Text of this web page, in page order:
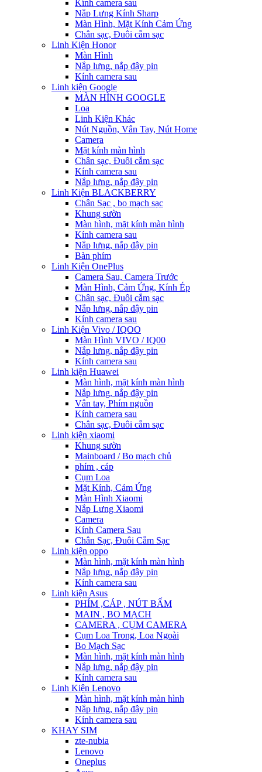
Kính camera sau
Nắp Lưng Kính Sharp
Màn Hình, Mặt Kính Cảm Ứng
Chân sạc, Đuôi cắm sạc
Linh Kiện Honor
Màn Hình
Nắp lưng, nắp đậy pin
Kính camera sau
Linh kiện Google
MÀN HÌNH GOOGLE
Loa
Linh Kiện Khác
Nút Nguồn, Vân Tay, Nút Home
Camera
Mặt kính màn hình
Chân sạc, Đuôi cắm sạc
Kính camera sau
Nắp lưng, nắp đậy pin
Linh Kiện BLACKBERRY
Chân Sạc , bo mạch sạc
Khung sườn
Màn hình, mặt kính màn hình
Kính camera sau
Nắp lưng, nắp đậy pin
Bàn phím
Linh Kiện OnePlus
Camera Sau, Camera Trước
Màn Hình, Cảm Ứng, Kính Ép
Chân sạc, Đuôi cắm sạc
Nắp lưng, nắp đậy pin
Kính camera sau
Linh Kiện Vivo / IQOO
Màn Hình VIVO / IQ00
Nắp lưng, nắp đậy pin
Kính camera sau
Linh kiện Huawei
Màn hình, mặt kính màn hình
Nắp lưng, nắp đậy pin
Vân tay, Phím nguồn
Kính camera sau
Chân sạc, Đuôi cắm sạc
Linh kiện xiaomi
Khung sườn
Mainboard / Bo mạch chủ
phím , cáp
Cụm Loa
Mặt Kính, Cảm Ứng
Màn Hình Xiaomi
Nắp Lưng Xiaomi
Camera
Kính Camera Sau
Chân Sạc, Đuôi Cắm Sạc
Linh kiện oppo
Màn hình, mặt kính màn hình
Nắp lưng, nắp đậy pin
Kính camera sau
Linh kiện Asus
PHÍM ,CÁP , NÚT BẤM
MAIN , BO MẠCH
CAMERA , CỤM CAMERA
Cụm Loa Trong, Loa Ngoài
Bo Mạch Sạc
Màn hình, mặt kính màn hình
Nắp lưng, nắp đậy pin
Kính camera sau
Linh Kiện Lenovo
Màn hình, mặt kính màn hình
Nắp lưng, nắp đậy pin
Kính camera sau
KHAY SIM
zte-nubia
Lenovo
Oneplus